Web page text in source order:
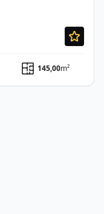
145,00m²